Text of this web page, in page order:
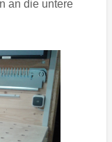
an die untere